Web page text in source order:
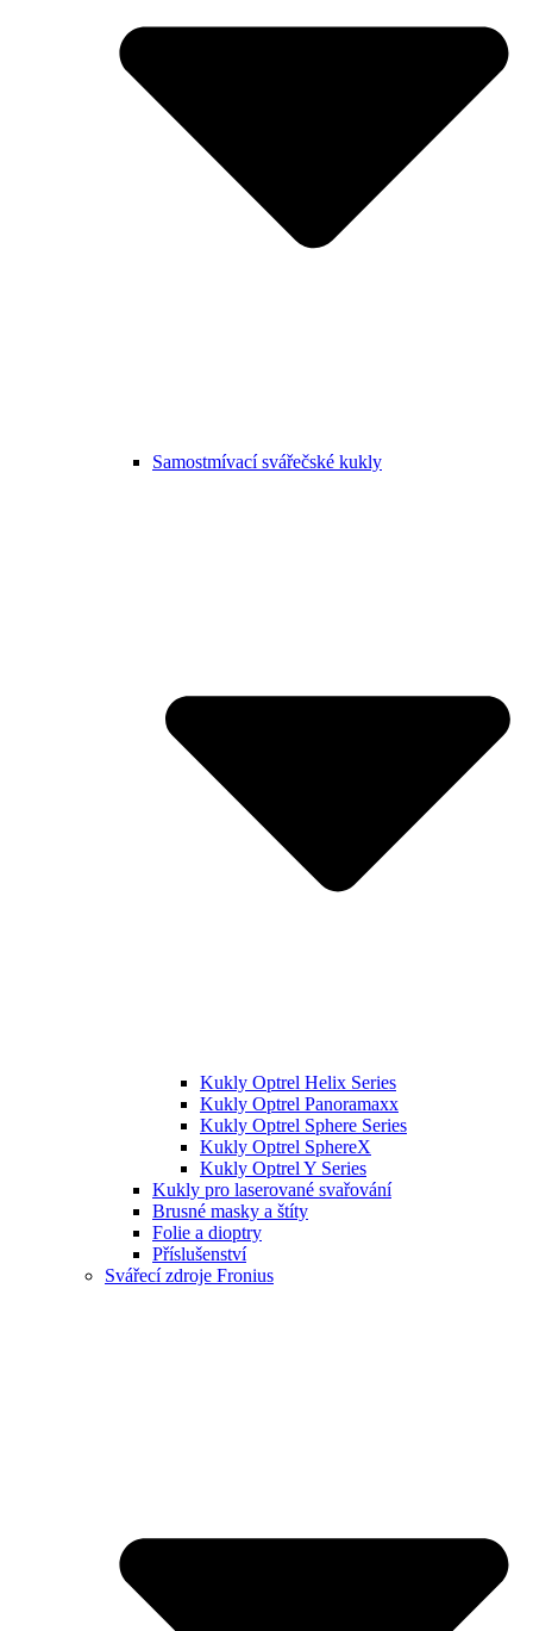
Samostmívací svářečské kukly
Kukly Optrel Helix Series
Kukly Optrel Panoramaxx
Kukly Optrel Sphere Series
Kukly Optrel SphereX
Kukly Optrel Y Series
Kukly pro laserované svařování
Brusné masky a štíty
Folie a dioptry
Příslušenství
Svářecí zdroje Fronius